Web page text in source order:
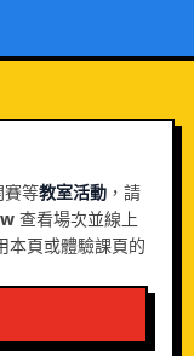
賽等教室活動 ，請
查看場次並線上
本頁或體驗課頁的